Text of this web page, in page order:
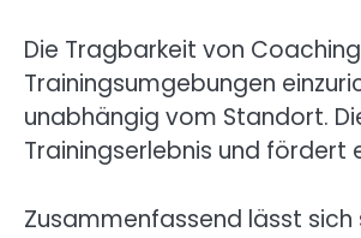
Die Tragbarkeit von
Trainingsumgebungen
unabhängig vom Standort.
Trainingserlebnis und fördert
Zusammenfassend lässt